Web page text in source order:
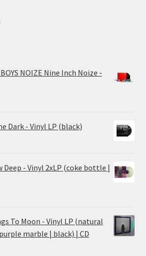
NOIZE Nine Inch Noize -
Dark - Vinyl LP (black)
Deep - Vinyl 2xLP (coke bottle |
To Moon - Vinyl LP (natural
marble | black) | CD